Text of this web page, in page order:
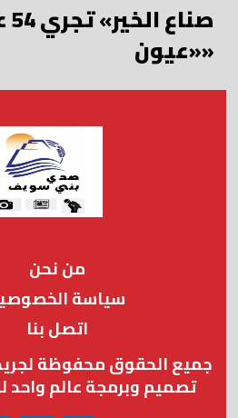
«عيون»
من نحن
سياسة
اتصل بنا
جميع الحقوق محفوظة
تصميم وبرمجة عالم واحد